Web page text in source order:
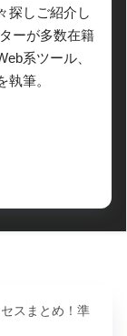
探しご紹介し
ーが多数在籍
系ツール、
筆。
スまとめ！準